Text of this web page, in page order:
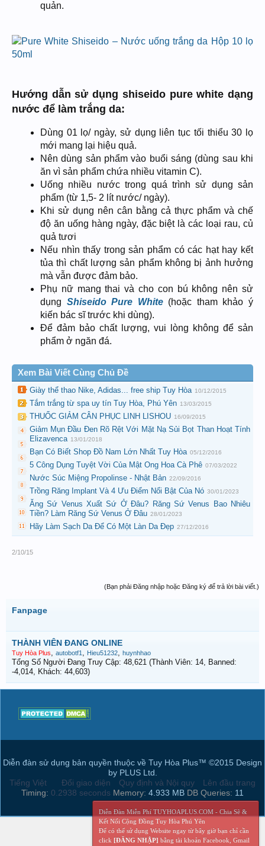
quản.
Hướng dẫn sử dụng shiseido pure white dạng
nước để làm trắng da:
Dùng 01 lọ/ ngày, sử dụng liên tục tối thiểu 30 lọ
mới mang lại hiệu quả.
Nên dùng sản phẩm vào buổi sáng (dùng sau khi
ăn vì sản phẩm chứa nhiều vitamin C).
Uống nhiều nước trong quá trình sử dụng sản
phẩm (từ 1,5- 2 lít nước/ ngày).
Khi sử dụng nên cân bằng cả thực phẩm và chế
độ ăn uống hàng ngày, đặc biệt là các loại rau, củ
quả tươi
Nếu nhìn thấy trong sản phẩm có các hạt hay kết
tủa thì chất lượng sản phẩm không bị ảnh hưởng
mà vẫn được đảm bảo.
Phụ nữ mang thai và cho con bú không nên sử
dụng Shiseido Pure White(hoặc tham khảo ý
kiến bác sĩ trước khi dùng).
Để đảm bảo chất lượng, vui lòng không để sản
phẩm ở ngăn đá.
Xem Bài Viết Cùng Chủ Đề
Giày thể thao Nike, Adidas... free ship Tuy Hòa 10/12/2015
Tắm trắng từ spa uy tín Tuy Hòa, Phú Yên 13/03/2015
THUỐC GIẢM CÂN PHỤC LINH LISHOU 16/09/2015
Giảm Mụn Đầu Đen Rõ Rệt Với Mặt Nạ Sủi Bọt Than Hoạt Tính
Elizavenca 13/01/2018
Bạn Có Biết Shop Đồ Nam Lớn Nhất Tuy Hòa 05/12/2016
5 Công Dụng Tuyệt Vời Của Mật Ong Hoa Cà Phê 07/03/2022
Nước Súc Miệng Propolinse - Nhật Bản 22/09/2016
Trồng Răng Implant Và 4 Ưu Điểm Nổi Bật Của Nó 30/01/2023
Ăng Sứ Venus Xuất Sứ Ở Đâu? Răng Sứ Venus Bao Nhiêu
Tiền? Làm Răng Sứ Venus Ở Đâu 28/01/2023
Hãy Làm Sạch Da Để Có Một Làn Da Đẹp 27/12/2016
2/10/15
(Bạn phải Đăng nhập hoặc Đăng ký để trả lời bài viết.)
Fanpage
THÀNH VIÊN ĐANG ONLINE
Tuy Hòa Plus, autobotf1 , Hieu51232, huynhhao
Tổng Số Người Đang Truy Cập: 48,621 (Thành Viên: 14, Banned:
-4,014, Khách: 44,603)
Diễn đàn sử dụng bản quyền thuộc về Tuy Hòa Plus™ ©2015 Design
by PLUS Ltd.
Tiếng Việt
Đổi giao diện Quy định và Nội quy
Lên đầu trang
Timing: 0.2938 seconds Memory: 4.933 MB DB Queries: 11
Diễn Đàn Miễn Phí TUYHOAPLUS.COM - Chia Sẽ &
Kết Nối Cộng Đồng Tuy Hòa Phú Yên
Để có thể sử dụng Website ngay từ bây giờ bạn chỉ cần
click [ĐĂNG NHẬP] bằng tài khoản Facebook, Gmail